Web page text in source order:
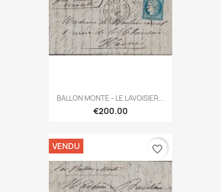
BALLON MONTE - LE LAVOISIER...
€200.00
VENDU favorite_border